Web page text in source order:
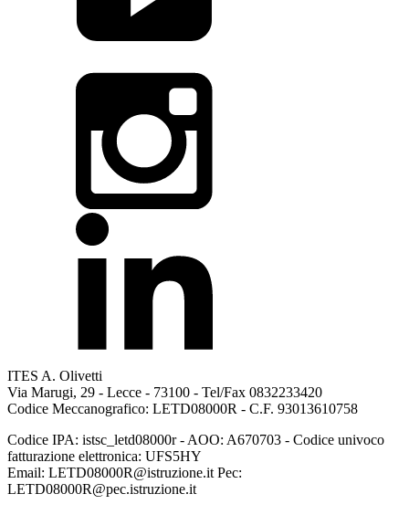
ITES A. Olivetti
Via Marugi, 29 - Lecce - 73100 - Tel/Fax 0832233420
Codice Meccanografico: LETD08000R - C.F. 93013610758
Codice IPA: istsc_letd08000r - AOO: A670703 - Codice univoco
fatturazione elettronica: UFS5HY
Email: LETD08000R@istruzione.it Pec:
LETD08000R@pec.istruzione.it